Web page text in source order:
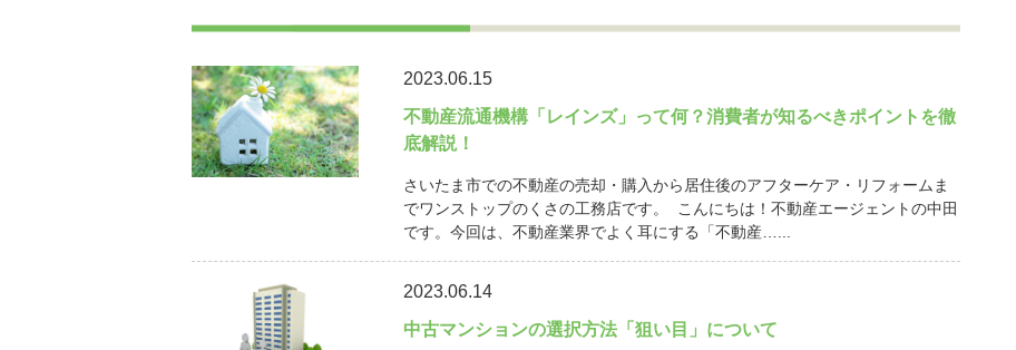
2023.06.15
不動産流通機構「レインズ」って何？消費者が知るべきポイントを徹
底解説！
さいたま市での不動産の売却・購入から居住後のアフターケア・リフォームま
でワンストップのくさの工務店です。 こんにちは！不動産エージェントの中田
です。今回は、不動産業界でよく耳にする「不動産…...
2023.06.14
中古マンションの選択方法「狙い目」について